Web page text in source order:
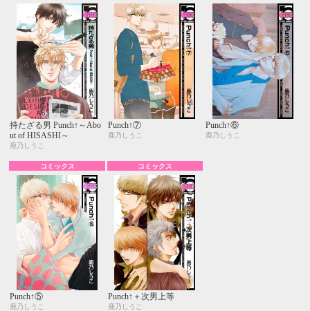
持たざる男 Punch↑～Abo
ut of HISASHI～
鹿乃しうこ
Punch↑⑦
鹿乃しうこ
Punch↑⑥
鹿乃しうこ
コミックス
Punch↑⑤
鹿乃しうこ
コミックス
Punch↑＋次男上等
鹿乃しうこ